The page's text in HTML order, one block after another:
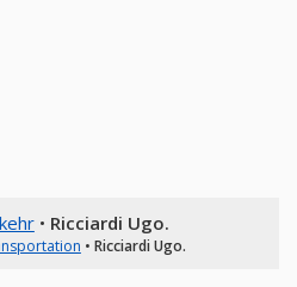
• Ricciardi Ugo.
• Ricciardi Ugo.